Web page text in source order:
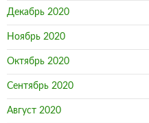
Декабрь 2020
Ноябрь 2020
Октябрь 2020
Сентябрь 2020
Август 2020